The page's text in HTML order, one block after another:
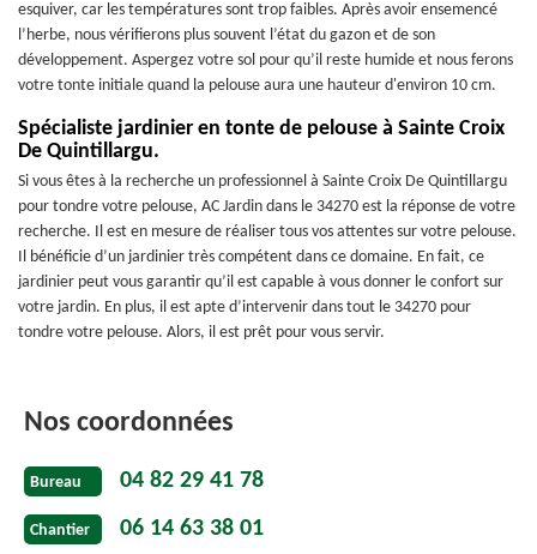
esquiver, car les températures sont trop faibles. Après avoir ensemencé
l’herbe, nous vérifierons plus souvent l’état du gazon et de son
développement. Aspergez votre sol pour qu’il reste humide et nous ferons
votre tonte initiale quand la pelouse aura une hauteur d'environ 10 cm.
Spécialiste jardinier en tonte de pelouse à Sainte Croix
De Quintillargu.
Si vous êtes à la recherche un professionnel à Sainte Croix De Quintillargu
pour tondre votre pelouse, AC Jardin dans le 34270 est la réponse de votre
recherche. Il est en mesure de réaliser tous vos attentes sur votre pelouse.
Il bénéficie d’un jardinier très compétent dans ce domaine. En fait, ce
jardinier peut vous garantir qu’il est capable à vous donner le confort sur
votre jardin. En plus, il est apte d’intervenir dans tout le 34270 pour
tondre votre pelouse. Alors, il est prêt pour vous servir.
Nos coordonnées
Bureau 04 82 29 41 78
Chantier 06 14 63 38 01